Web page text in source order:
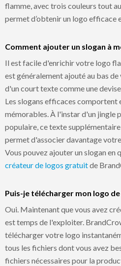
flamme, avec trois couleurs tout
permet d’obtenir un logo efficace
Comment ajouter un slogan à
Il est facile d'enrichir votre logo
est généralement ajouté au bas
d'un court texte comme une
Les slogans efficaces
mémorables. À l'instar d'un jingle
populaire, ce texte
permet d'associer davantage
Vous pouvez ajouter un slogan en
créateur de logos gratuitde
Puis-je télécharger mon logo
Oui. Maintenant que vous avez
est temps de l'exploiter.
télécharger votre logo
tous les fichiers dont vous avez
fichiers nécessaires pour la